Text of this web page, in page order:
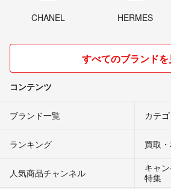
CHANEL HERMES
すべてのブランドを
コンテンツ
ブランド一覧 カテ
ランキング 買取
人気商品チャンネル
キャ
特集